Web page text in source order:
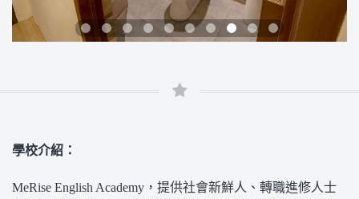
學校介紹：
MeRise English Academy，提供社會新鮮人、轉職進修人士